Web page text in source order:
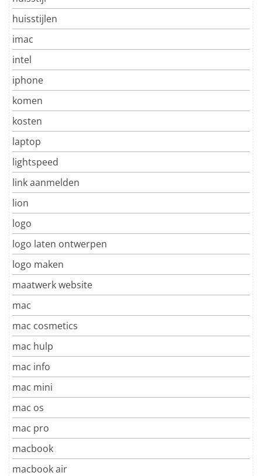
huisstijlen
imac
intel
iphone
komen
kosten
laptop
lightspeed
link aanmelden
lion
logo
logo laten ontwerpen
logo maken
maatwerk website
mac
mac cosmetics
mac hulp
mac info
mac mini
mac os
mac pro
macbook
macbook air